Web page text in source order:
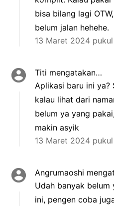
bisa bilang lagi
belum jalan hehehe.
13 Maret 2024 pukul
Titi mengatakan…
Aplikasi baru ini ya?
kalau lihat dari
belum ya yang
makin asyik
13 Maret 2024
Angrumaoshi
Udah banyak
ini, pengen coba